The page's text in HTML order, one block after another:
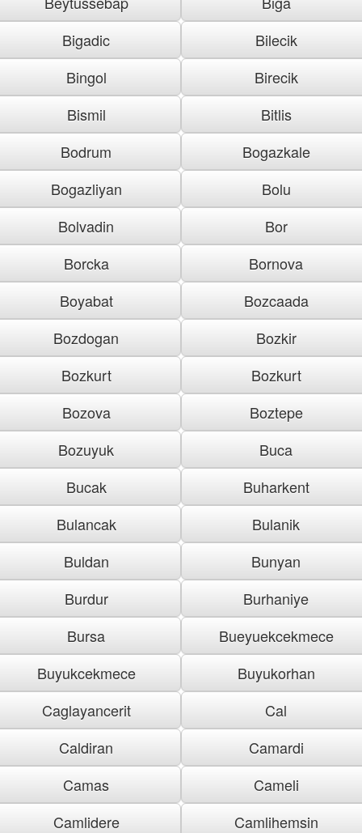
Bigadic
Bilecik
Bingol
Birecik
Bismil
Bitlis
Bodrum
Bogazkale
Bogazliyan
Bolu
Bolvadin
Bor
Borcka
Bornova
Boyabat
Bozcaada
Bozdogan
Bozkir
Bozkurt
Bozkurt
Bozova
Boztepe
Bozuyuk
Buca
Bucak
Buharkent
Bulancak
Bulanik
Buldan
Bunyan
Burdur
Burhaniye
Bursa
Bueyuekcekmece
Buyukcekmece
Buyukorhan
Caglayancerit
Cal
Caldiran
Camardi
Camas
Cameli
Camlidere
Camlihemsin